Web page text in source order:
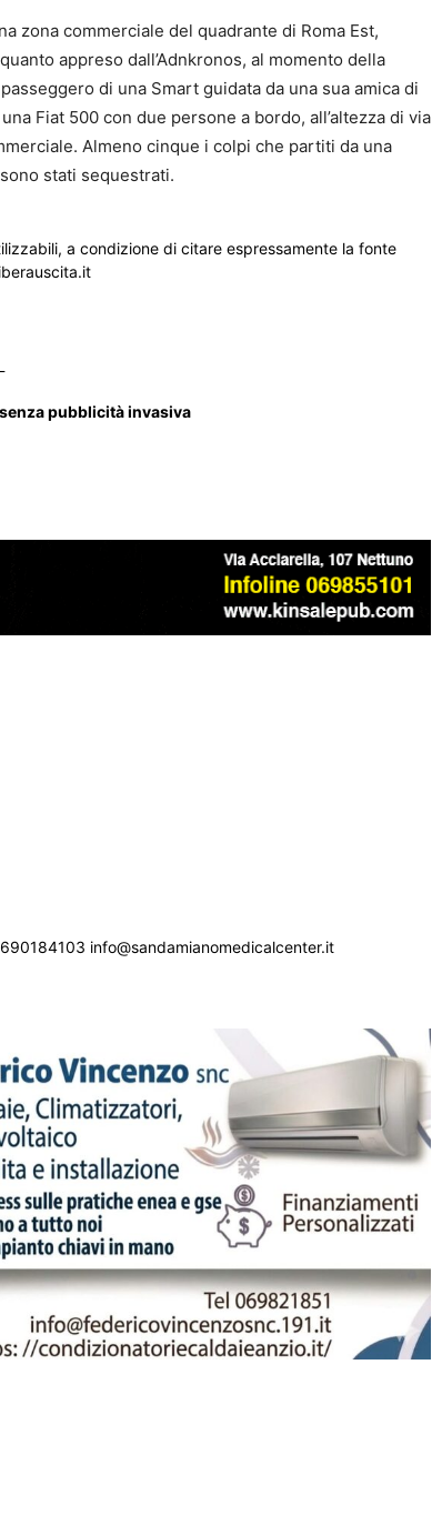
zona commerciale del quadrante di Roma Est,
appreso dall’Adnkronos, al momento della
di una Smart guidata da una sua amica di
Fiat 500 con due persone a bordo, all’altezza di via
Almeno cinque i colpi che partiti da una
stati sequestrati.
a condizione di citare espressamente la fonte
pubblicità invasiva
info@sandamianomedicalcenter.it